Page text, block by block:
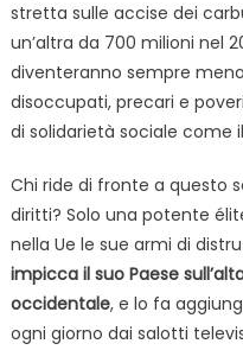
stretta sulle accise dei
un’altra da 700 milioni nel
diventeranno sempre
disoccupati, precari e
di solidarietà sociale come
Chi ride di fronte a questo
diritti? Solo una potente
nella Ue le sue armi di
impicca il suo Paese
occidentale, e lo fa
ogni giorno dai salotti